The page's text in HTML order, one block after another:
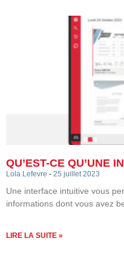
QU’EST-CE QU’UNE
Lola Lefevre 25 juillet 2023
Une interface intuitive vous
informations dont vous avez
LIRE LA SUITE »